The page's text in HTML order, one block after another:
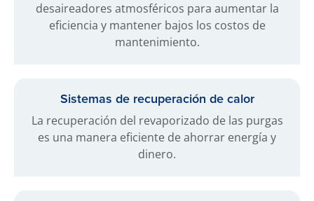
desaireadores atmosféricos para aumentar la
eficiencia y mantener bajos los costos de
mantenimiento.
Sistemas de recuperación de calor
La recuperación del revaporizado de las purgas
es una manera eficiente de ahorrar energía y
dinero.